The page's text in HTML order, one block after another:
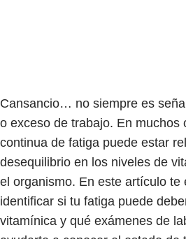
Cansancio… no siempre es
o exceso de trabajo. En muchos
continua de fatiga puede estar
desequilibrio en los niveles de
el organismo. En este artículo te
identificar si tu fatiga puede
vitamínica y qué exámenes de